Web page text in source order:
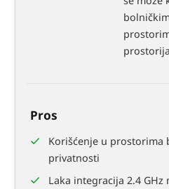
Pros
Korišćenje u prostorima
privatnosti
Laka integracija 2.4